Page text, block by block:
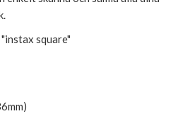
square"